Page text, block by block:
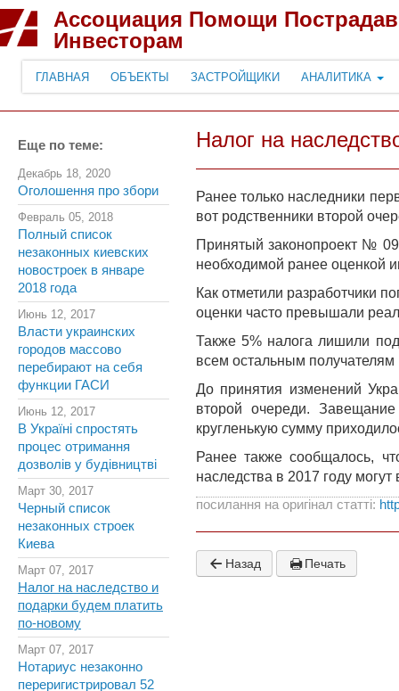
Ассоциация Помощи
Инвесторам
ГЛАВНАЯ ОБЪЕКТЫ ЗАСТРОЙЩИКИ АНАЛИТИКА
Еще по теме:
Декабрь 18, 2020
Оголошення про збори
Февраль 05, 2018
Полный список
незаконных киевских
новостроек в январе
2018 года
Июнь 12, 2017
Власти украинских
городов массово
перебирают на себя
функции ГАСИ
Июнь 12, 2017
В Україні спростять
процес отримання
дозволів у будівництві
Март 30, 2017
Черный список
незаконных строек
Киева
Март 07, 2017
Налог на наследство и
подарки будем платить
по-новому
Март 07, 2017
Нотариус незаконно
переригистрировал 52
Налог на
Ранее только наследники
вот родственники второй
Принятый законопроект №
необходимой ранее оценкой
Как отметили разработчики
оценки часто превышали
Также 5% налога лишили
всем остальным получателям
До принятия изменений
второй очереди.
кругленькую сумму
Ранее также сообщалось,
наследства в 2017 году
посилання на оригінал статті:
Назад Печать